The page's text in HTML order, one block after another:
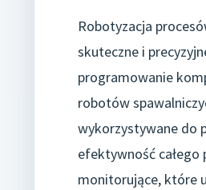
Robotyzacja
skuteczne i
programowanie
robotów
wykorzystywane do
efektywność
monitorujące, które